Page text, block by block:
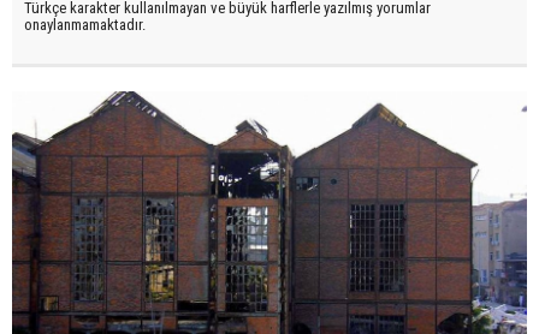
Türkçe karakter kullanılmayan ve büyük harflerle yazılmış yorumlar
onaylanmamaktadır.